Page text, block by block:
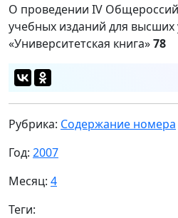
О проведении IV
учебных изданий для высших
«Университетская книга»78
Рубрика: Содержание номера
Год: 2007
Месяц: 4
Теги: